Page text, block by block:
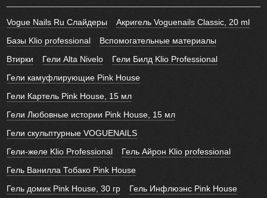
Vogue Nails Ru Слайдеры
Акригель Voguenails Classic, 20 ml
Базы Klio professional
Вспомогательные материалы
Втирки
Гели Alta Nivelo
Гели Билд Klio Professional
Гели камуфлирующие Pink House
Гели Картель Pink House, 15 мл
Гели Любовные истории Pink House, 15 мл
Гели скульптурные VOGUENAILS
Гели-желе Klio Professional
Гель Айрон Klio professional
Гель Ванилла Тобако Pink House
Гель домик Pink House, 30 гр
Гель Инфлюэнс Pink House